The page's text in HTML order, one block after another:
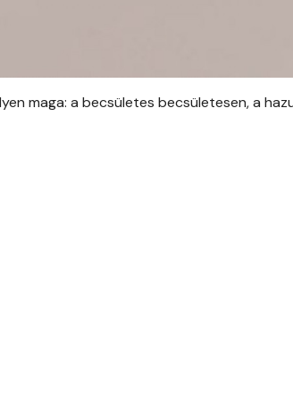
maga: a becsületes becsületesen, a